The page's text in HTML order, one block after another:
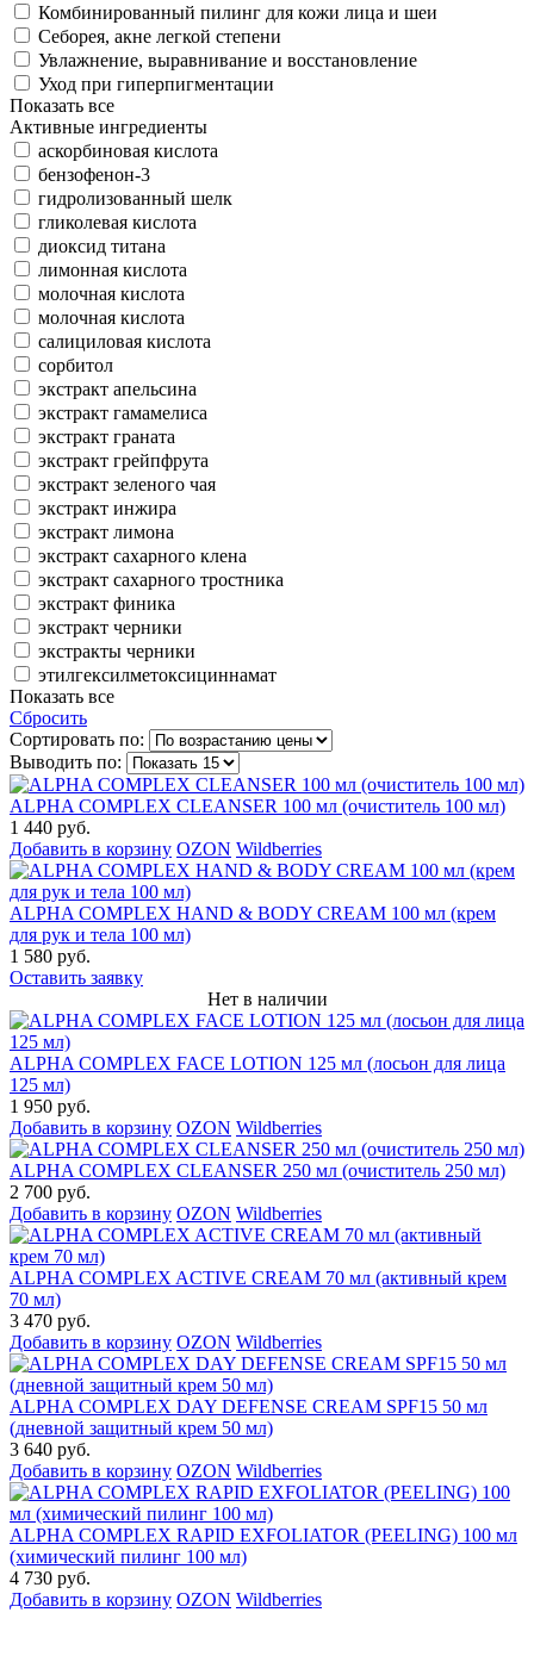
Комбинированный пилинг для кожи лица и шеи
Себорея, акне легкой степени
Увлажнение, выравнивание и восстановление
Уход при гиперпигментации
Показать все
Активные ингредиенты
аскорбиновая кислота
бензофeнон-3
гидролизованный шелк
гликолевая кислота
диоксид титана
лимонная кислота
молочная кислота
молочная кислота
салициловая кислота
сорбитол
экстракт апельсина
экстракт гамамелиса
экстракт граната
экстракт грейпфрута
экстракт зеленого чая
экстракт инжира
экстракт лимона
экстракт сахарного клена
экстракт сахарного тростника
экстракт финика
экстракт черники
экстракты черники
этилгексилметоксициннамат
Показать все
Сбросить
Сортировать по:
Выводить по:
ALPHA COMPLEX СLEANSER 100 мл (очиститель 100 мл)
1 440 руб.
Добавить в корзину OZON Wildberries
ALPHA COMPLEX HAND & BODY CREAM 100 мл (крем
для рук и тела 100 мл)
1 580 руб.
Оставить заявку
Нет в наличии
ALPHA COMPLEX FACE LOTION 125 мл (лосьон для лица
125 мл)
1 950 руб.
Добавить в корзину OZON Wildberries
ALPHA COMPLEX СLEANSER 250 мл (очиститель 250 мл)
2 700 руб.
Добавить в корзину OZON Wildberries
ALPHA COMPLEX ACTIVE CREAM 70 мл (активный крем
70 мл)
3 470 руб.
Добавить в корзину OZON Wildberries
ALPHA COMPLEX DAY DEFENSE CREAM SPF15 50 мл
(дневной защитный крем 50 мл)
3 640 руб.
Добавить в корзину OZON Wildberries
ALPHA COMPLEX RAPID EXFOLIATOR (PEELING) 100 мл
(химический пилинг 100 мл)
4 730 руб.
Добавить в корзину OZON Wildberries